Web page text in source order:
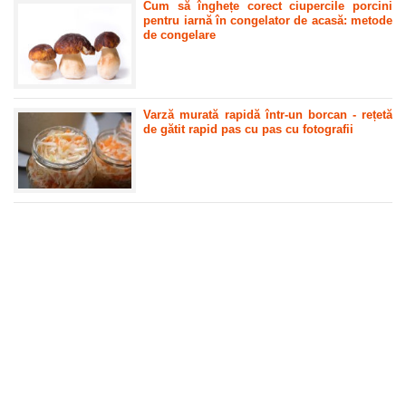
Cum să înghețe corect ciupercile porcini
pentru iarnă în congelator de acasă: metode
de congelare
Varză murată rapidă într-un borcan - rețetă
de gătit rapid pas cu pas cu fotografii